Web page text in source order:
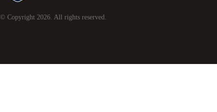
© Copyright 2026. All rights reserved.